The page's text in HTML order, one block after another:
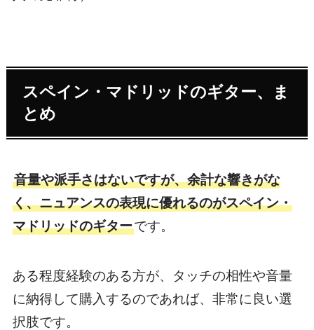
スペイン・マドリッドのギター、ま
とめ
音量や派手さはないですが、余計な響きがな
く、ニュアンスの表現に優れるのがスペイン・
マドリッドのギターです。
ある程度経験のある方が、タッチの相性や音量
に納得して購入するのであれば、非常に良い選
択肢です。